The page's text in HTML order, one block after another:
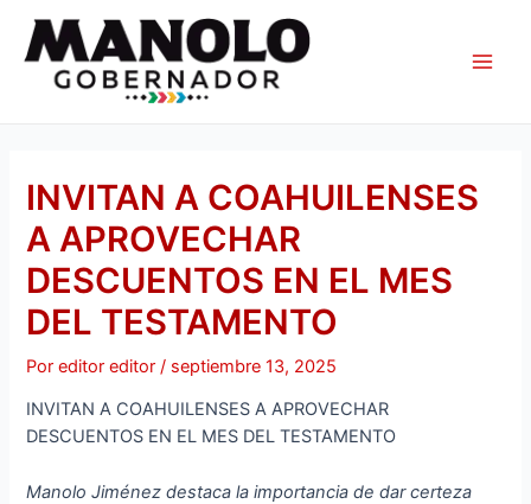
contenido
INVITAN A COAHUILENSES
A APROVECHAR
DESCUENTOS EN EL MES
DEL TESTAMENTO
Poreditor editor/ septiembre 13, 2025
INVITAN A COAHUILENSES A APROVECHAR
DESCUENTOS EN EL MES DEL TESTAMENTO
Manolo Jiménez destaca la importancia de dar certeza
de
entradas